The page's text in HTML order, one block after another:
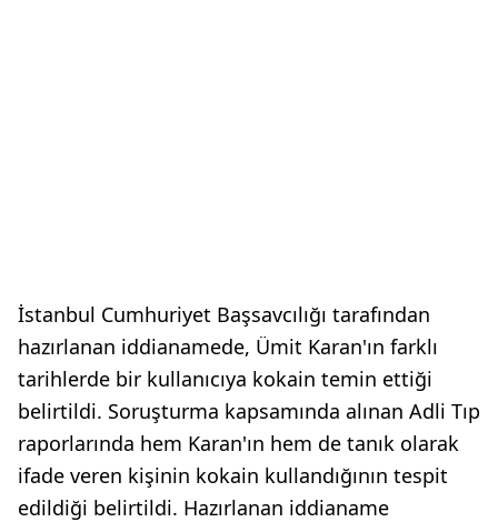
İstanbul Cumhuriyet Başsavcılığı tarafından
hazırlanan iddianamede, Ümit Karan'ın farklı
tarihlerde bir kullanıcıya kokain temin ettiği
belirtildi. Soruşturma kapsamında alınan Adli Tıp
raporlarında hem Karan'ın hem de tanık olarak
ifade veren kişinin kokain kullandığının tespit
edildiği belirtildi. Hazırlanan iddianame